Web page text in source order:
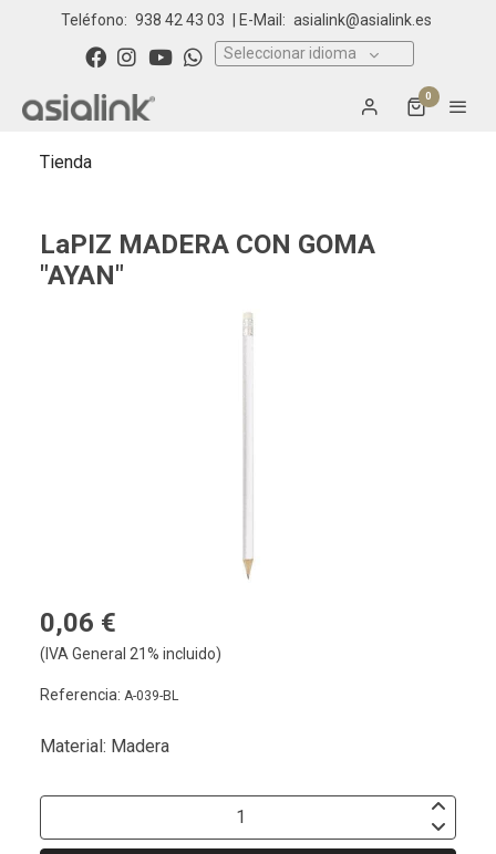
Teléfono: 938 42 43 03 | E-Mail: asialink@asialink.es
Seleccionar idioma
0
Tienda
LaPIZ MADERA CON GOMA
"AYAN"
0,06 €
(IVA General 21% incluido)
Referencia: A-039-BL
Material: Madera